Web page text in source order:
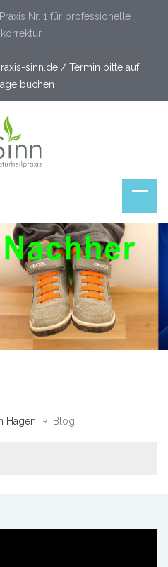
Nr. 1 für professionelle
sinn.de / Termin bitte auf
buchen
Hagen Blog